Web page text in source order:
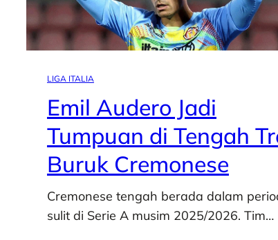
LIGA ITALIA
Emil Audero Jadi
Tumpuan di Tengah
Buruk Cremonese
Cremonese tengah berada dalam
sulit di Serie A musim 2025/2026. Tim…